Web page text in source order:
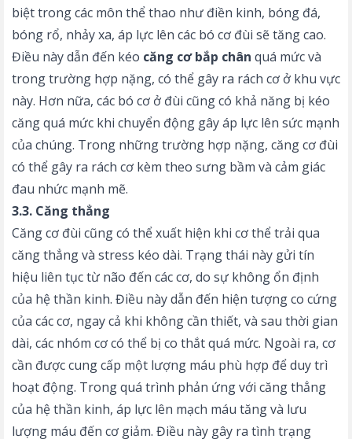
biệt trong các môn thể thao như điền kinh, bóng đá,
bóng rổ, nhảy xa, áp lực lên các bó cơ đùi sẽ tăng cao.
Điều này dẫn đến kéo căng cơ bắp chân quá mức và
trong trường hợp nặng, có thể gây ra rách cơ ở khu vực
này. Hơn nữa, các bó cơ ở đùi cũng có khả năng bị kéo
căng quá mức khi chuyển động gây áp lực lên sức mạnh
của chúng. Trong những trường hợp nặng, căng cơ đùi
có thể gây ra rách cơ kèm theo sưng bầm và cảm giác
đau nhức mạnh mẽ.
3.3. Căng thẳng
Căng cơ đùi cũng có thể xuất hiện khi cơ thể trải qua
căng thẳng và stress kéo dài. Trạng thái này gửi tín
hiệu liên tục từ não đến các cơ, do sự không ổn định
của hệ thần kinh. Điều này dẫn đến hiện tượng co cứng
của các cơ, ngay cả khi không cần thiết, và sau thời gian
dài, các nhóm cơ có thể bị co thắt quá mức. Ngoài ra, cơ
cần được cung cấp một lượng máu phù hợp để duy trì
hoạt động. Trong quá trình phản ứng với căng thẳng
của hệ thần kinh, áp lực lên mạch máu tăng và lưu
lượng máu đến cơ giảm. Điều này gây ra tình trạng